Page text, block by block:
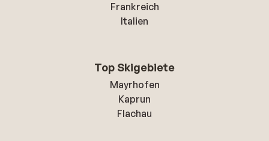
Frankreich
Italien
Top Skigebiete
Mayrhofen
Kaprun
Flachau